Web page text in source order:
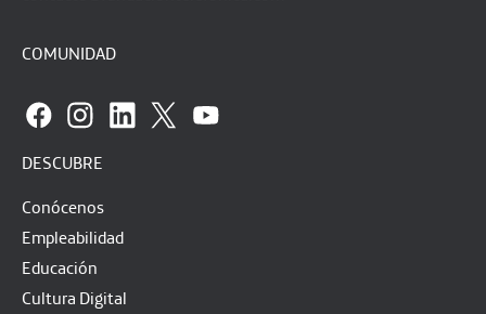
COMUNIDAD
DESCUBRE
Conócenos
Empleabilidad
Educación
Cultura Digital